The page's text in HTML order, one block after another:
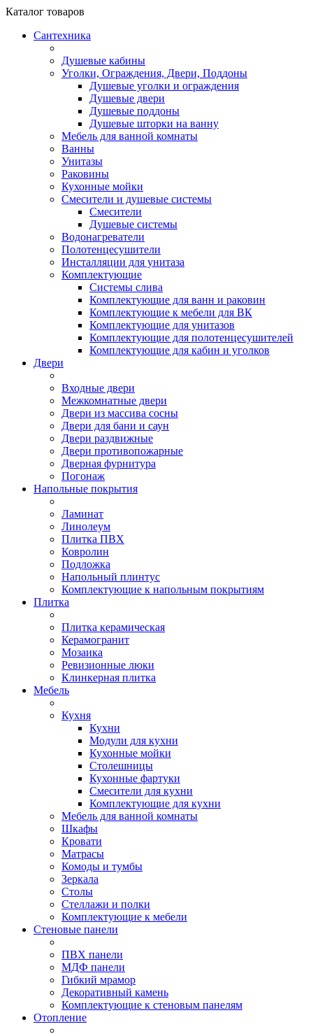
Каталог товаров
Сантехника
Душевые кабины
Уголки, Ограждения, Двери, Поддоны
Душевые уголки и ограждения
Душевые двери
Душевые поддоны
Душевые шторки на ванну
Мебель для ванной комнаты
Ванны
Унитазы
Раковины
Кухонные мойки
Смесители и душевые системы
Смесители
Душевые системы
Водонагреватели
Полотенцесушители
Инсталляции для унитаза
Комплектующие
Системы слива
Комплектующие для ванн и раковин
Комплектующие к мебели для ВК
Комплектующие для унитазов
Комплектующие для полотенцесушителей
Комплектующие для кабин и уголков
Двери
Входные двери
Межкомнатные двери
Двери из массива сосны
Двери для бани и саун
Двери раздвижные
Двери противопожарные
Дверная фурнитура
Погонаж
Напольные покрытия
Ламинат
Линолеум
Плитка ПВХ
Ковролин
Подложка
Напольный плинтус
Комплектующие к напольным покрытиям
Плитка
Плитка керамическая
Керамогранит
Мозаика
Ревизионные люки
Клинкерная плитка
Мебель
Кухня
Кухни
Модули для кухни
Кухонные мойки
Столешницы
Кухонные фартуки
Смесители для кухни
Комплектующие для кухни
Мебель для ванной комнаты
Шкафы
Кровати
Матрасы
Комоды и тумбы
Зеркала
Столы
Стеллажи и полки
Комплектующие к мебели
Стеновые панели
ПВХ панели
МДФ панели
Гибкий мрамор
Декоративный камень
Комплектующие к стеновым панелям
Отопление